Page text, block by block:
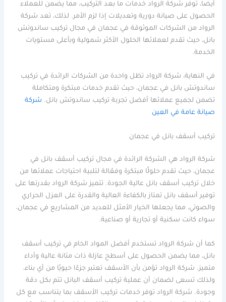
أيضا، توفر شركة الرواد خدمات ما بعد التركيب، مما يضمن للعملاء
الحصول على صيانة دورية وتعديلات إذا لزم الأمر. لذلك، تعد شركة
الرواد من الشركات الموثوقة في عجمان في مجال تركيب ساندوتش
بانل، حيث تقدم لعملائها الحلول الأكثر شمولية وبأعلى مستويات
الخدمة.
في النهاية، شركة الرواد تظل واحدة من الشركات الرائدة في تركيب
ساندوتش بانل في عجمان، حيث تقدم خدمات مبتكرة ومتكاملة
تضمن لجميع عملائها أفضل تجربة تركيب ساندوتش بانل. شركة
صيانة عامة في العين
تركيب أسقف بانل في عجمان
شركة الرواد هي الشركة الرائدة في مجال تركيب أسقف بانل في
عجمان، حيث تقدم حلولًا مبتكرة وفعّالة لتلبية احتياجات عملائها من
خلال تركيب أسقف بانل عالية الجودة. تتميز شركة الرواد بقدرتها على
توفير أسقف بانل تمتاز بالكفاءة العالية والقدرة على العزل الحراري
والصوتي، مما يجعلها الخيار الأمثل للعديد من المشاريع في عجمان،
سواء كانت سكنية أو تجارية أو صناعية.
كما أن شركة الرواد تستخدم أفضل المواد الخام في تركيب أسقف
بانل، مما يضمن الحصول على أسطح عازلة ذات متانة عالية وأداء
متميز. شركة الرواد تؤمن بأن الأسقف تعتبر جزءًا حيويًا من أي بناء،
ولذلك تسعى لضمان أن عملية تركيب أسقف البانل تتم بكل دقة
وجودة. شركة الرواد توفر خدمات تركيب الأسقف بما يتناسب مع كل